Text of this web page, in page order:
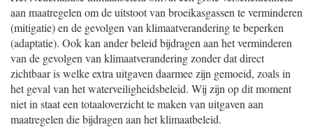
aan maatregelen om de uitstoot van broeikasgassen te verminderen
(mitigatie) en de gevolgen van klimaatverandering te beperken
(adaptatie). Ook kan ander beleid bijdragen aan het verminderen
van de gevolgen van klimaatverandering zonder dat direct
zichtbaar is welke extra uitgaven daarmee zijn gemoeid, zoals in
het geval van het waterveiligheidsbeleid. Wij zijn op dit moment
niet in staat een totaaloverzicht te maken van uitgaven aan
maatregelen die bijdragen aan het klimaatbeleid.